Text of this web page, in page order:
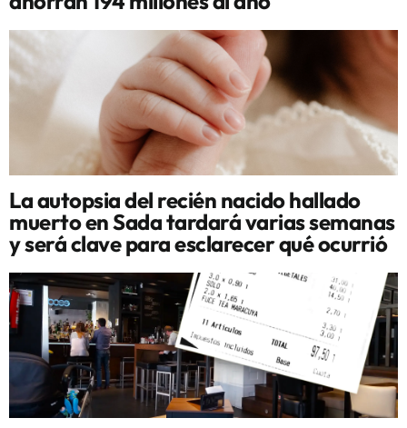
La autopsia del recién nacido hallado
muerto en Sada tardará varias semanas
y será clave para esclarecer qué ocurrió